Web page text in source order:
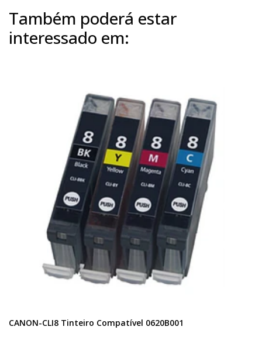
Também poderá estar
interessado em:
CANON-CLI8 Tinteiro Compatível 0620B001